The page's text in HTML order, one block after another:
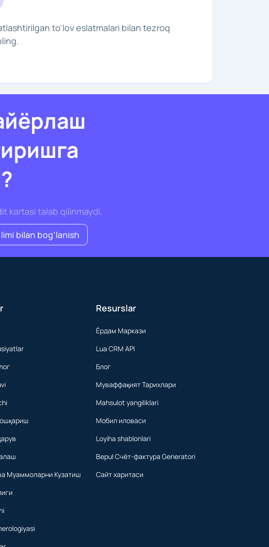
to'lov eslatmalari bilan tezroq
kartasi talab qilinmaydi.
bilan bog'lanish
Муаммоларни Кузатиш
Resurslar
Ёрдам Маркази
Lua CRM API
Блог
Муваффақият Тарихлари
Mahsulot yangiliklari
Мобил иловаси
Loyiha shablonlari
Bepul Счёт-фактура Generatori
Сайт харитаси